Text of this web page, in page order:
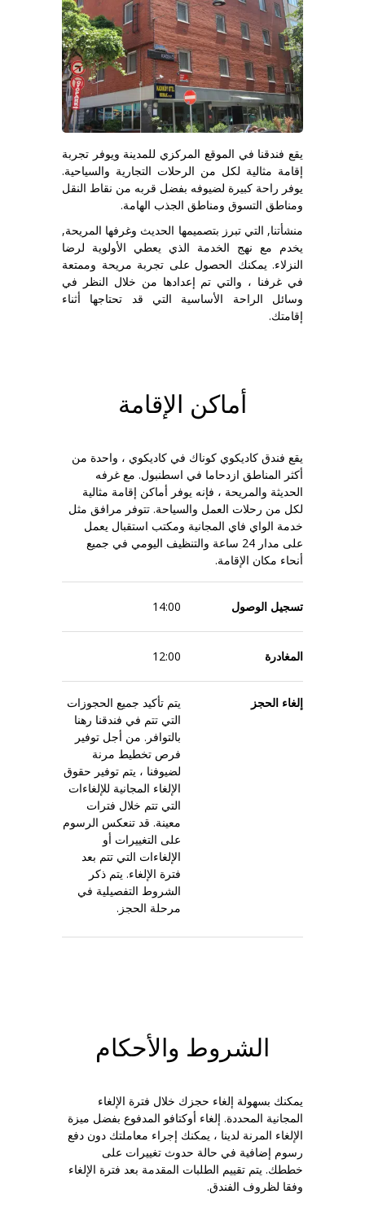
يقع فندقنا في الموقع المركزي للمدينة ويوفر تجربة
إقامة مثالية لكل من الرحلات التجارية والسياحية.
يوفر راحة كبيرة لضيوفه بفضل قربه من نقاط النقل
ومناطق التسوق ومناطق الجذب الهامة.
منشأتنا, التي تبرز بتصميمها الحديث وغرفها المريحة,
يخدم مع نهج الخدمة الذي يعطي الأولوية لرضا
النزلاء. يمكنك الحصول على تجربة مريحة وممتعة
في غرفنا ، والتي تم إعدادها من خلال النظر في
وسائل الراحة الأساسية التي قد تحتاجها أثناء
إقامتك.
أماكن الإقامة
يقع فندق كاديكوي كوناك في كاديكوي ، واحدة من
أكثر المناطق ازدحاما في اسطنبول. مع غرفه
الحديثة والمريحة ، فإنه يوفر أماكن إقامة مثالية
لكل من رحلات العمل والسياحة. تتوفر مرافق مثل
خدمة الواي فاي المجانية ومكتب استقبال يعمل
على مدار 24 ساعة والتنظيف اليومي في جميع
أنحاء مكان الإقامة.
تسجيل الوصول 14:00
المغادرة 12:00
إلغاء الحجز
يتم تأكيد جميع الحجوزات
التي تتم في فندقنا رهنا
بالتوافر. من أجل توفير
فرص تخطيط مرنة
لضيوفنا ، يتم توفير حقوق
الإلغاء المجانية للإلغاءات
التي تتم خلال فترات
معينة. قد تنعكس الرسوم
على التغييرات أو
الإلغاءات التي تتم بعد
فترة الإلغاء. يتم ذكر
الشروط التفصيلية في
مرحلة الحجز.
الشروط والأحكام
يمكنك بسهولة إلغاء حجزك خلال فترة الإلغاء
المجانية المحددة. إلغاء أوكتافو المدفوع بفضل ميزة
الإلغاء المرنة لدينا ، يمكنك إجراء معاملتك دون دفع
رسوم إضافية في حالة حدوث تغييرات على
خططك. يتم تقييم الطلبات المقدمة بعد فترة الإلغاء
وفقا لظروف الفندق.